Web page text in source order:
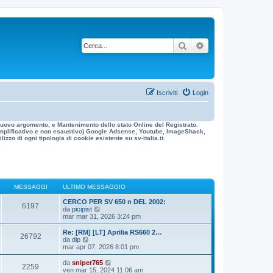
Cerca
Login
Iscriviti
argomento, e Mantenimento dello stato Online del Registrato.
e non esaustivo) Google Adsense, Youtube, ImageShack,
di ogni tipologia di cookie esistente su sv-italia.it.
MESSAGGI ULTIMO MESSAGGIO
6197
CERCO PER SV 650 n DEL 2002:
da picipist
e
d
i
u
l
i
m
mar mar 31, 2026 3:24 pm
26792
Re: [RM] [LT] Aprilia RS660 2…
da dip
e
d
i
u
mar apr 07, 2026 8:01 pm
2259 da sniper765
e
ven mar 15, 2024 11:06 am